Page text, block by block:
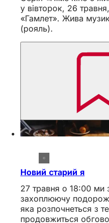
у вівторок, 26
«Гамлет». Жива
(рояль).
Новий старий я
27 травня о 18:00
захоплюючу подорож
яка розпочнеться з
продовжиться